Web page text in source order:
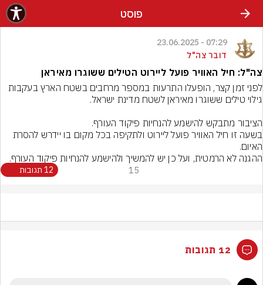
פוסט
07:29 - 23.06.2025
דובר צה"ל
צה"ל: חיל האוויר פועל ליירוט הטילים ששוגרו מאיראן
ההגנה לא הרמטית, ועל כן יש להמשיך ולהישמע להנחיות פיקוד העורף.
15 12 תגובות
12 תגובות